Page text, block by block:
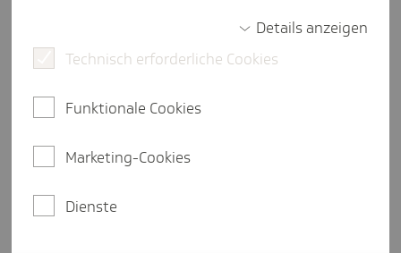
Arzneimittel, Gene und Künstliche Intelligenz - wie
Thorsten Lehr werden sie in der nächsten Zeit
ausmachen. Was es mit diesem Projekt auf sich hat
Gesundheitsdaten sieht, erklärt der Professor der
Universität des Saarlandes im Interview.
Details anzeigen
Technisch erforderliche Cookies
Funktionale Cookies
Marketing-Cookies
Dienste